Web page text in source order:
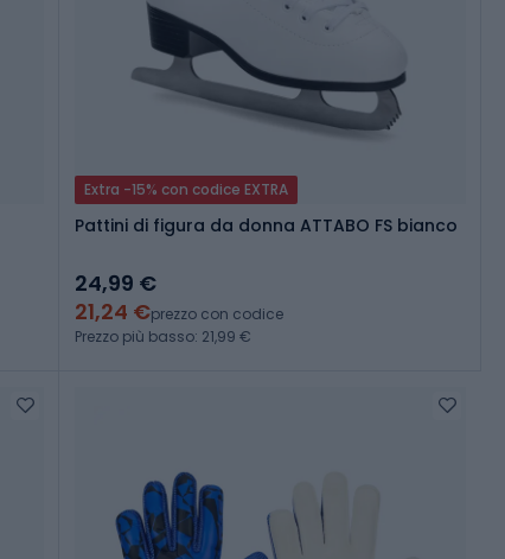
Extra -15% con codice EXTRA
Pattini di figura da donna ATTABO FS bianco
24,99 €
21,24 €prezzo con codice
Prezzo più basso: 21,99 €